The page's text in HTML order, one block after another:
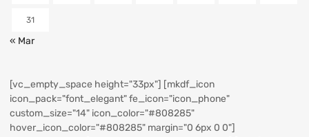
31
« Mar
[vc_empty_space height="33px"] [mkdf_icon
icon_pack="font_elegant" fe_icon="icon_phone"
custom_size="14" icon_color="#808285"
hover_icon_color="#808285" margin="0 6px 0 0"]